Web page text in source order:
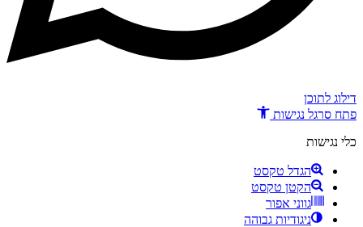
דילוג לתוכן
פתח סרגל נגישות
כלי נגישות
הגדל טקסט
הקטן טקסט
גווני אפור
ניגודיות גבוהה